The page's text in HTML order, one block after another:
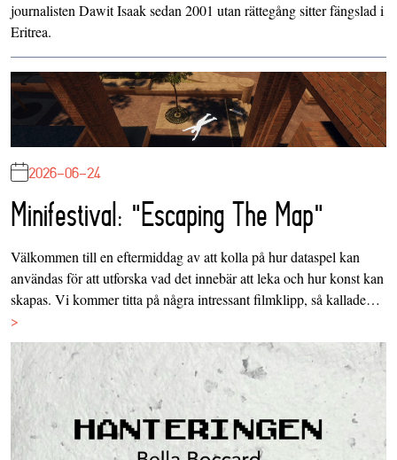
journalisten Dawit Isaak sedan 2001 utan rättegång sitter fängslad i
Eritrea.
2026-06-24
Minifestival: "Escaping The Map"
Välkommen till en eftermiddag av att kolla på hur dataspel kan
användas för att utforska vad det innebär att leka och hur konst kan
skapas. Vi kommer titta på några intressant filmklipp, så kallade…
>